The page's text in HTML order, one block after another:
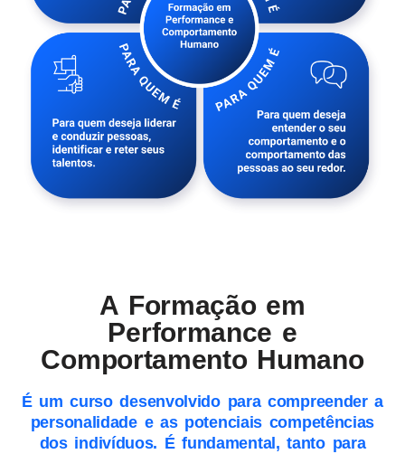
A Formação em
Performance e
Comportamento Humano
É um curso desenvolvido para compreender a
personalidade e as potenciais competências
dos indivíduos. É fundamental, tanto para